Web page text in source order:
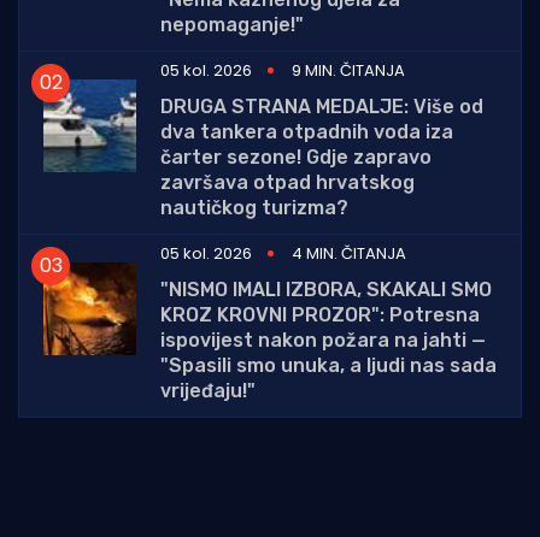
nepomaganje!"
05 kol. 2026
9 MIN. ČITANJA
DRUGA STRANA MEDALJE: Više od
dva tankera otpadnih voda iza
čarter sezone! Gdje zapravo
završava otpad hrvatskog
nautičkog turizma?
05 kol. 2026
4 MIN. ČITANJA
"NISMO IMALI IZBORA, SKAKALI SMO
KROZ KROVNI PROZOR": Potresna
ispovijest nakon požara na jahti —
"Spasili smo unuka, a ljudi nas sada
vrijeđaju!"